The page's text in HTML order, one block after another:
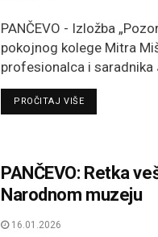
PANČEVO - Izložba
pokojnog kolege Mitra
profesionalca i saradnika
PROČITAJ VIŠEDETAILS
PANČEVO: Retka
Narodnom muzeju
16.01.2026